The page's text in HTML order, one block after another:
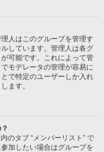
人はこのグループを管理す
しています。管理人は各グ
可能です。これによって管
モデレータの管理が容易に
で特定のユーザーしか入れ
ます。
のタブ “メンバーリスト” で
加したい場合はグループを